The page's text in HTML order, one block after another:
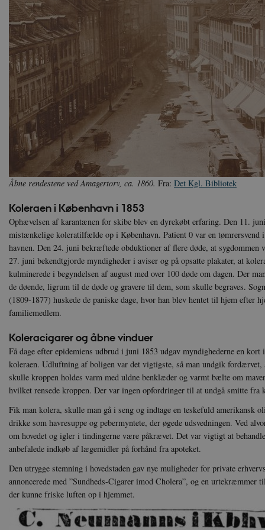
Åbne rendestene ved Amagertorv, ca. 1860. Fra: Det Kgl. Bibliotek
Koleraen i København i 1853
Ophævelsen af karantænen for skibe blev en dyrekøbt erfaring. Den 11.
mistænkelige koleratilfælde op i København. Patient 0 var en tømrersvend
havnen. Den 24. juni bekræftede obduktioner af flere døde, at sygdommen
27. juni bekendtgjorde myndigheder i aviser og på opsatte plakater, at
kulminerede i begyndelsen af august med over 100 døde om dagen. Der
de døende, ligrum til de døde og gravere til dem, som skulle begraves.
(1809-1877) huskede de paniske dage, hvor han blev hentet til hjem efter
familiemedlem.
Koleracigarer og åbne vinduer
Få dage efter epidemiens udbrud i juni 1853 udgav myndighederne en
koleraen. Udluftning af boligen var det vigtigste, så man undgik
skulle kroppen holdes varm med uldne benklæder og varmt bælte om
hvilket rensede kroppen. Der var ingen opfordringer til at undgå smitte fra
Fik man kolera, skulle man gå i seng og indtage en teskefuld amerikansk
drikke som havresuppe og pebermyntete, der øgede udsvedningen. Ved
om hovedet og igler i tindingerne være påkrævet. Det var vigtigt at
anbefalede indkøb af lægemidler på forhånd fra apoteket.
Den utrygge stemning i hovedstaden gav nye muligheder for private
annoncerede med ”Sundheds-Cigarer imod Cholera”, og en urtekræmmer
der kunne friske luften op i hjemmet.
Hjemmesiden kan ikke
Navn
be_typo_user
sp_t
sp_landing
JSESSIONID
CookieScriptConsent
__cf_bm
Navn
Key-Pair-Id
_gid
Google
h5pcomsession
CloudFront-
Signature
vuid
CloudFront-
Region
Policy
_ga_7J1SYH77RJ
Navn
VISITOR_INFO1_LIVE
YSC
Navn
cf_clearance
Navn
_cfuvid